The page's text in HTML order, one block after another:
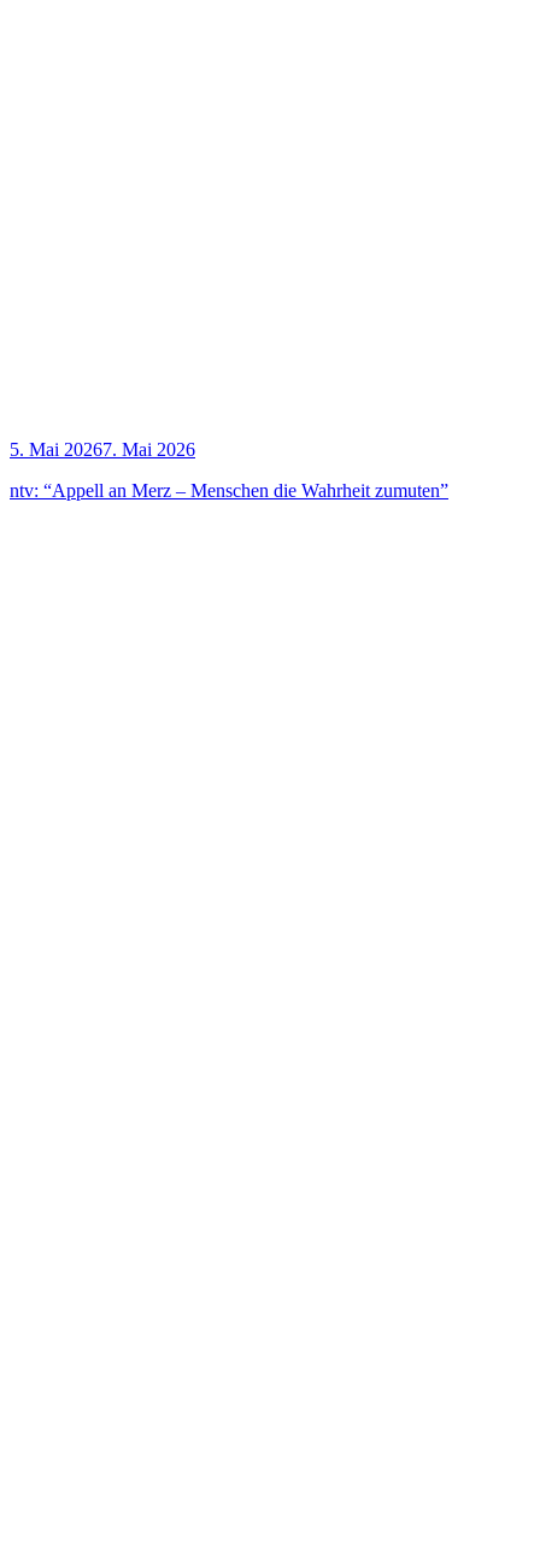
5. Mai 20267. Mai 2026
ntv: “Appell an Merz – Men­schen die Wahr­heit zumuten”